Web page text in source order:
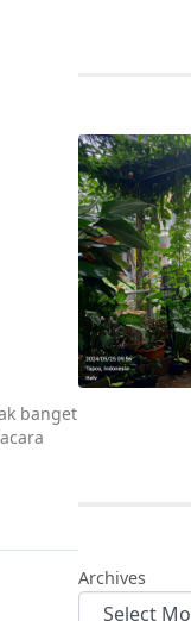
banget
Archives